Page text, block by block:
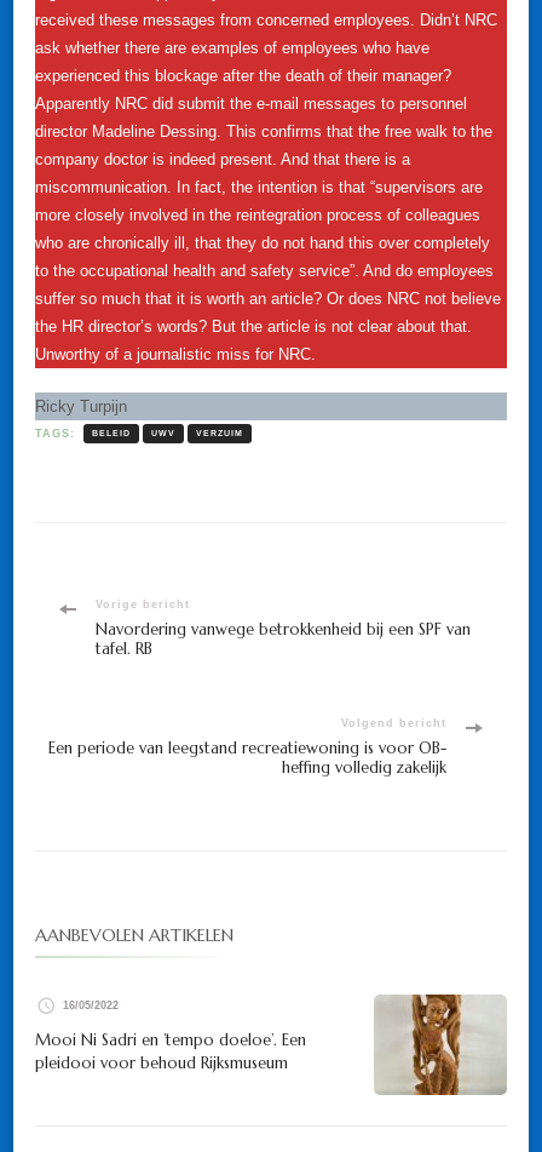
received these messages from concerned employees. Didn’t NRC
ask whether there are examples of employees who have
experienced this blockage after the death of their manager?
Apparently NRC did submit the e-mail messages to personnel
director Madeline Dessing. This confirms that the free walk to the
company doctor is indeed present. And that there is a
miscommunication. In fact, the intention is that “supervisors are
more closely involved in the reintegration process of colleagues
who are chronically ill, that they do not hand this over completely
to the occupational health and safety service”. And do employees
suffer so much that it is worth an article? Or does NRC not believe
the HR director’s words? But the article is not clear about that.
Unworthy of a journalistic miss for NRC.
Ricky Turpijn
TAGS: BELEID UWV VERZUIM
Bericht
navigatie
Vorige bericht
Navordering vanwege betrokkenheid bij een SPF van
tafel. RB
Volgend bericht
Een periode van leegstand recreatiewoning is voor OB-
heffing volledig zakelijk
AANBEVOLEN ARTIKELEN
16/05/2022
Mooi Ni Sadri en ’tempo doeloe’. Een
pleidooi voor behoud Rijksmuseum